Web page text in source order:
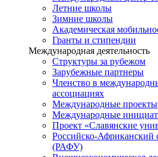
Летние школы
Зимние школы
Академическая
Гранты и стипендии
Международная деятельность
Структуры за рубежом
Зарубежные партнеры
Членство в
ассоциациях
Международные проекты
Международные
Проект «Славянские
Российско-Африканский
(РАФУ)